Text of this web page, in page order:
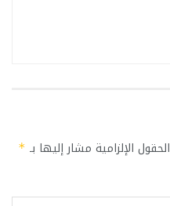
الحقول الإلزامية مشار إليها بـ *